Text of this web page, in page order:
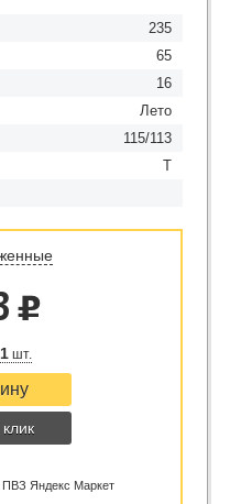
235
65
16
Лето
115/113
T
u
1шт.
ПВЗ Яндекс Маркет